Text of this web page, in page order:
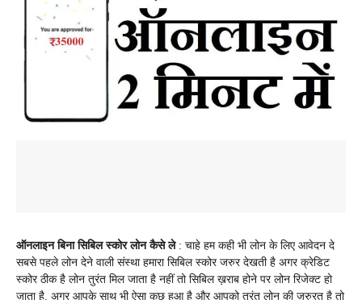
ऑनलाइन बिना सिबिल स्कोर लोन कैसे ले: चाहे हम कही भी लोन के लिए आवेदन दे
सबसे पहले लोन देने वाली संस्था हमारा सिबिल स्कोर जरुर देखती है अगर क्रेडिट
स्कोर ठीक है लोन तुरंत मिल जाता है नहीं तो सिबिल ख़राब होने पर लोन रिजेक्ट हो
जाता है, अगर आपके साथ भी ऐसा कुछ हुआ है और आपको तुरंत लोन की जरुरत है तो